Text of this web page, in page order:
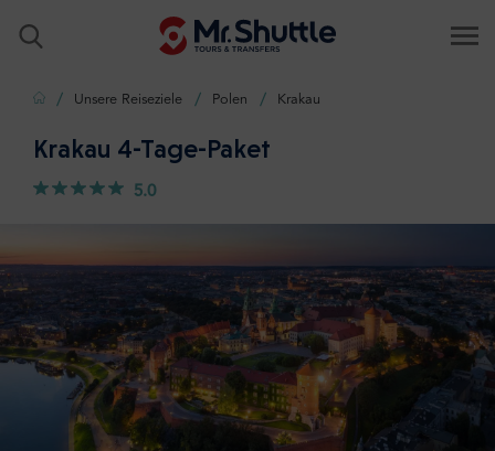
ZuhauseUnsere Reiseziele Polen Krakau
Krakau 4-Tage-Paket
5.0